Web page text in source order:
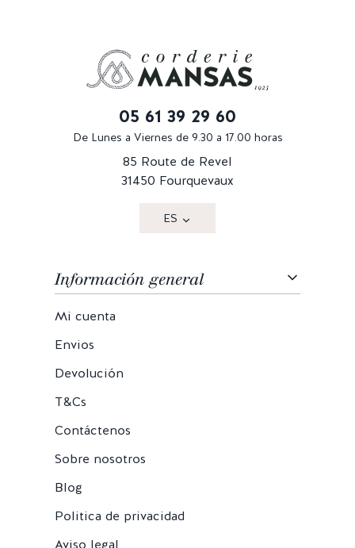
05 61 39 29 60
De Lunes a Viernes de 9.30 a 17.00 horas
85 Route de Revel
31450 Fourquevaux
ES
Información general
Mi cuenta
Envios
Devolución
T&Cs
Contáctenos
Sobre nosotros
Blog
Politica de privacidad